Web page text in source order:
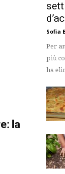
la
Sofia
Per
più
ha